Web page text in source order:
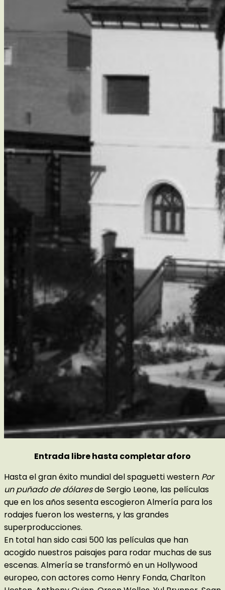
Entrada libre hasta completar aforo
Hasta el gran éxito mundial del spaguetti western Por
un puñado de dólaresde Sergio Leone, las películas
que en los años sesenta escogieron Almería para los
rodajes fueron los westerns, y las grandes
superproducciones.
En total han sido casi 500 las películas que han
acogido nuestros paisajes para rodar muchas de sus
escenas. Almería se transformó en un Hollywood
europeo, con actores como Henry Fonda, Charlton